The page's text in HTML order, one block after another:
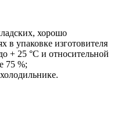
хорошо
в упаковке изготовителя
+ 25 °С и относительной
75 %;